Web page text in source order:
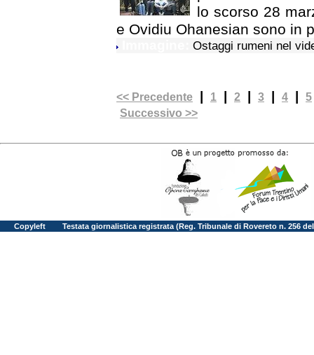
lo scorso 28
e Ovidiu Ohanesian sono in
Immagine:Ostaggi rumeni nel
<< Precedente 1 2 3 4
5
Successivo >>
Copyleft Testata giornalistica registrata (Reg. Tribunale di Rovereto n. 256